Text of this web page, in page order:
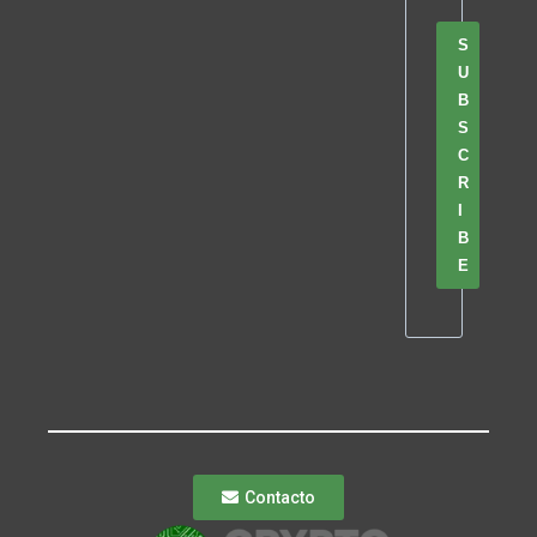
S
U
B
S
C
R
B
E
Contacto